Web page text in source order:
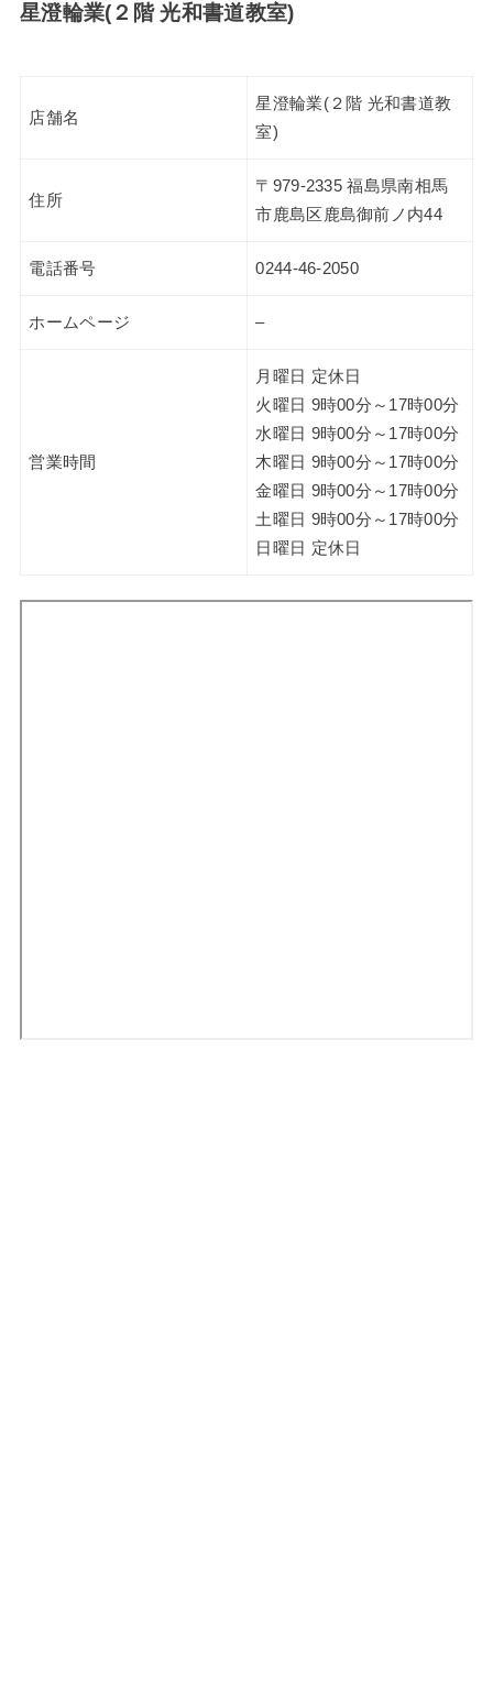
星澄輪業(２階 光和書道教室)
店舗名
星澄輪業(２階 光和書道教
室)
住所
〒979-2335 福島県南相馬
市鹿島区鹿島御前ノ内44
電話番号 0244-46-2050
ホームページ –
営業時間
月曜日 定休日
火曜日 9時00分～17時00分
水曜日 9時00分～17時00分
木曜日 9時00分～17時00分
金曜日 9時00分～17時00分
土曜日 9時00分～17時00分
日曜日 定休日